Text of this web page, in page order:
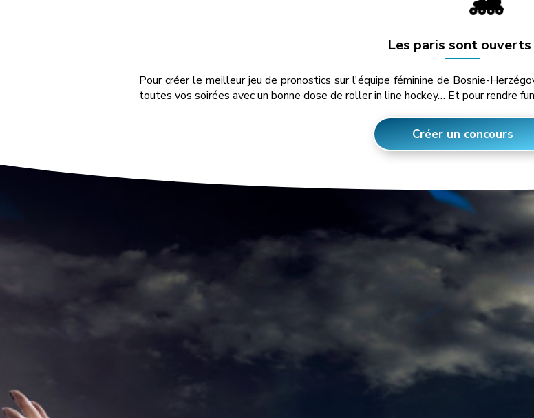
Les paris sont ouverts
Pour créer le meilleur jeu de pronostics sur l'équipe féminine de Bosnie-
toutes vos soirées avec un bonne dose de roller in line hockey… Et pour rendre
Créer un concours